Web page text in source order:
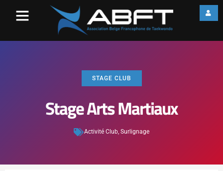
STAGE CLUB
Stage Arts Martiaux
Activité Club, Surlignage